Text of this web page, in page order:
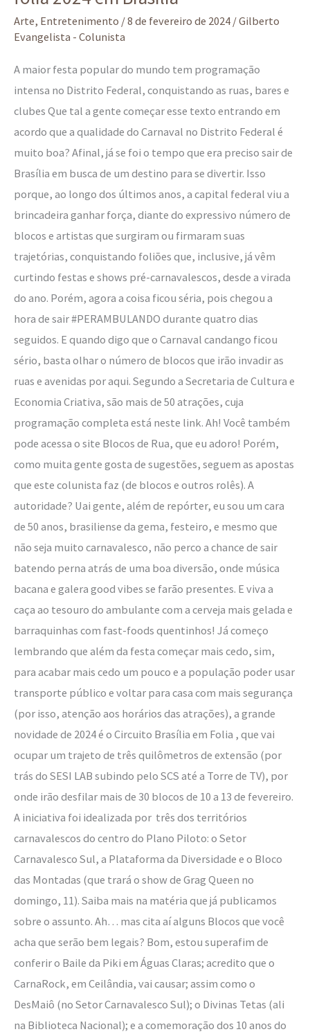
Arte, Entretenimento /8 de fevereiro de 2024 /Gilberto
Evangelista - Colunista
A maior festa popular do mundo tem programação
intensa no Distrito Federal, conquistando as ruas, bares e
clubes Que tal a gente começar esse texto entrando em
acordo que a qualidade do Carnaval no Distrito Federal é
muito boa? Afinal, já se foi o tempo que era preciso sair de
Brasília em busca de um destino para se divertir. Isso
porque, ao longo dos últimos anos, a capital federal viu a
brincadeira ganhar força, diante do expressivo número de
blocos e artistas que surgiram ou firmaram suas
trajetórias, conquistando foliões que, inclusive, já vêm
curtindo festas e shows pré-carnavalescos, desde a virada
do ano. Porém, agora a coisa ficou séria, pois chegou a
hora de sair #PERAMBULANDO durante quatro dias
seguidos. E quando digo que o Carnaval candango ficou
sério, basta olhar o número de blocos que irão invadir as
ruas e avenidas por aqui. Segundo a Secretaria de Cultura e
Economia Criativa, são mais de 50 atrações, cuja
programação completa está neste link. Ah! Você também
pode acessa o site Blocos de Rua, que eu adoro! Porém,
como muita gente gosta de sugestões, seguem as apostas
que este colunista faz (de blocos e outros rolês). A
autoridade? Uai gente, além de repórter, eu sou um cara
de 50 anos, brasiliense da gema, festeiro, e mesmo que
não seja muito carnavalesco, não perco a chance de sair
batendo perna atrás de uma boa diversão, onde música
bacana e galera good vibes se farão presentes. E viva a
caça ao tesouro do ambulante com a cerveja mais gelada e
barraquinhas com fast-foods quentinhos! Já começo
lembrando que além da festa começar mais cedo, sim,
para acabar mais cedo um pouco e a população poder usar
transporte público e voltar para casa com mais segurança
(por isso, atenção aos horários das atrações), a grande
novidade de 2024 é o Circuito Brasília em Folia , que vai
ocupar um trajeto de três quilômetros de extensão (por
trás do SESI LAB subindo pelo SCS até a Torre de TV), por
onde irão desfilar mais de 30 blocos de 10 a 13 de fevereiro.
A iniciativa foi idealizada por três dos territórios
carnavalescos do centro do Plano Piloto: o Setor
Carnavalesco Sul, a Plataforma da Diversidade e o Bloco
das Montadas (que trará o show de Grag Queen no
domingo, 11). Saiba mais na matéria que já publicamos
sobre o assunto. Ah… mas cita aí alguns Blocos que você
acha que serão bem legais? Bom, estou superafim de
conferir o Baile da Piki em Águas Claras; acredito que o
CarnaRock, em Ceilândia, vai causar; assim como o
DesMaiô (no Setor Carnavalesco Sul); o Divinas Tetas (ali
na Biblioteca Nacional); e a comemoração dos 10 anos do